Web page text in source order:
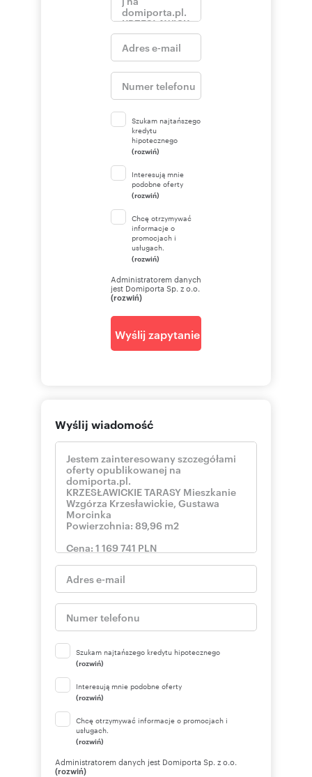
Szukam najtańszego
kredytu
hipotecznego
(rozwiń)
Interesują mnie
podobne oferty
(rozwiń)
Chcę otrzymywać
informacje o
promocjach i
usługach.
(rozwiń)
Administratorem danych
jest Domiporta Sp. z o.o.
(rozwiń)
Wyślij zapytanie
Wyślij wiadomość
Szukam najtańszego kredytu hipotecznego
(rozwiń)
Interesują mnie podobne oferty
(rozwiń)
Chcę otrzymywać informacje o promocjach i
usługach.
(rozwiń)
Administratorem danych jest Domiporta Sp. z o.o.
(rozwiń)